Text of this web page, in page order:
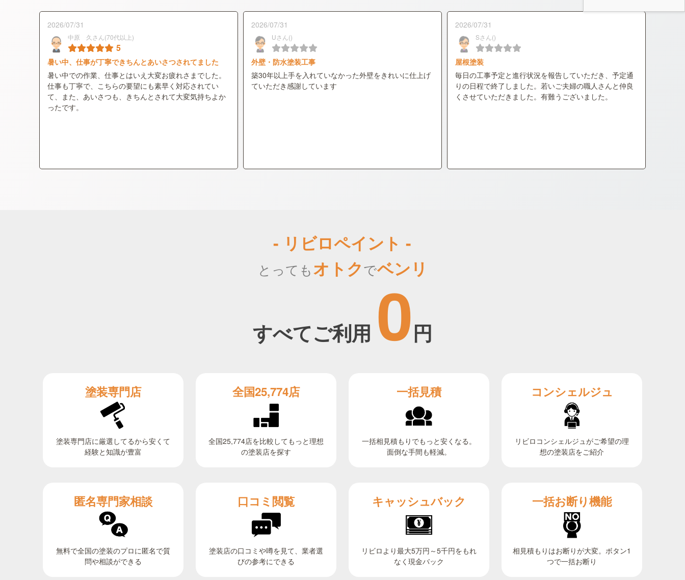
2026/07/31
中原 久さん(70代以上)
5
暑い中、仕事が丁寧できちんとあいさつされてました
暑い中での作業、仕事とはいえ大変お疲れさまでした。
仕事も丁寧で、こちらの要望にも素早く対応されてい
て、また、あいさつも、きちんとされて大変気持ちよか
ったです。
2026/07/31
Uさん()
外壁・防水塗装工事
築30年以上手を入れていなかった外壁をきれいに仕上げ
ていただき感謝しています
2026/07/31
Sさん()
屋根塗装
毎日の工事予定と進行状況を報告していただき、予定通
りの日程で終了しました。若いご夫婦の職人さんと仲良
くさせていただきました。有難うございました。
- リビロペイント -
とってもオトクでベンリ
すべてご利用 0円
塗装専門店
塗装専門店に厳選してるから安くて
経験と知識が豊富
全国25,774店
全国25,774店を比較してもっと理想
の塗装店を探す
一括見積
一括相見積もりでもっと安くなる。
面倒な手間も軽減。
コンシェルジュ
リビロコンシェルジュがご希望の理
想の塗装店をご紹介
匿名専門家相談
無料で全国の塗装のプロに匿名で質
問や相談ができる
口コミ閲覧
塗装店の口コミや噂を見て、業者選
びの参考にできる
キャッシュバック
リビロより最大5万円～5千円をもれ
なく現金バック
一括お断り機能
相見積もりはお断りが大変。ボタン1
つで一括お断り